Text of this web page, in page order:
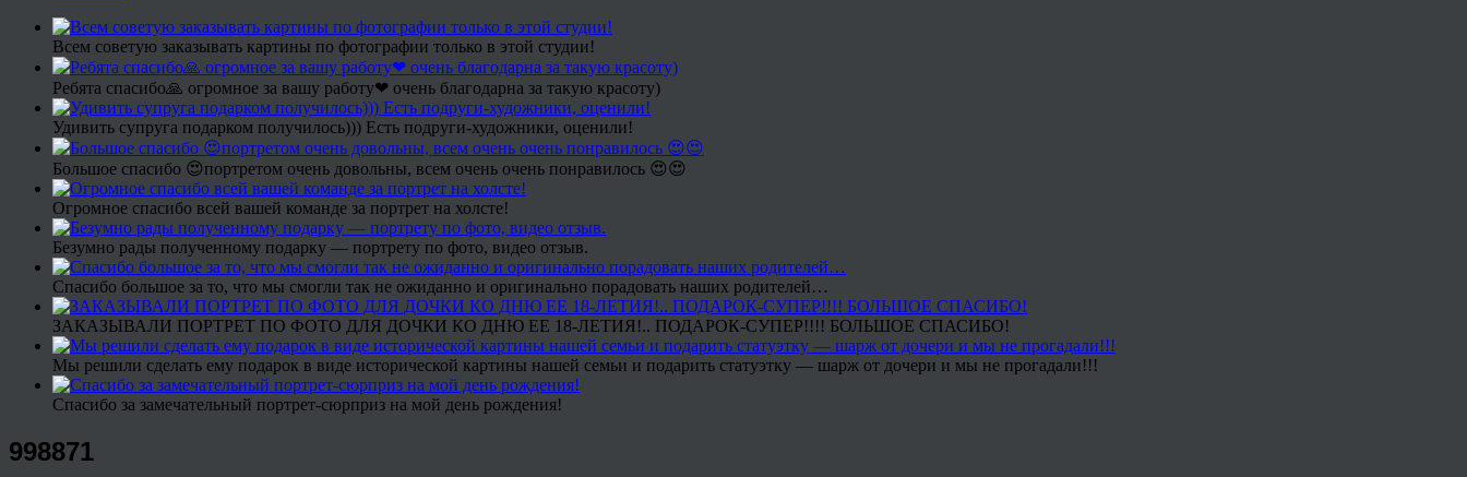
Всем советую заказывать картины по фотографии только в этой студии!
Ребята спасибо🙏 огромное за вашу работу❤ очень благодарна за такую красоту)
Удивить супруга подарком получилось))) Есть подруги-художники, оценили!
Большое спасибо 😍портретом очень довольны, всем очень очень понравилось 😍😍
Огромное спасибо всей вашей команде за портрет на холсте!
Безумно рады полученному подарку — портрету по фото, видео отзыв.
Спасибо большое за то, что мы смогли так не ожиданно и оригинально порадовать наших родителей…
ЗАКАЗЫВАЛИ ПОРТРЕТ ПО ФОТО ДЛЯ ДОЧКИ КО ДНЮ ЕЕ 18-ЛЕТИЯ!.. ПОДАРОК-СУПЕР!!!! БОЛЬШОЕ СПАСИБО!
Мы решили сделать ему подарок в виде исторической картины нашей семьи и подарить статуэтку — шарж от дочери и мы не прогадали!!!
Спасибо за замечательный портрет-сюрприз на мой день рождения!
998871